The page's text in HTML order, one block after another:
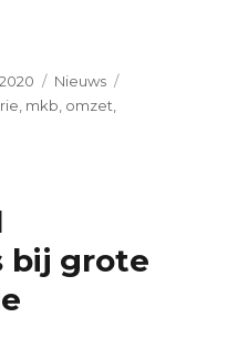
Categories
Nieuws
mkb omzet
bij grote